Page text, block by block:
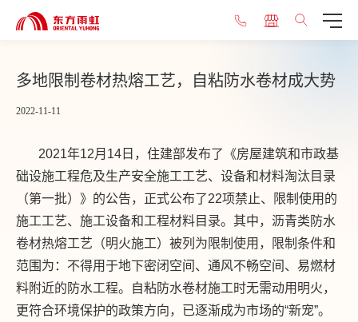
多地限制卷材热熔工艺，自粘防水卷材成大势
2022-11-11
2021年12月14日，住建部发布了《房屋建筑和市政基
础设施工程危及生产安全施工工艺、设备和材料淘汰目录
（第一批）》的公告，正式公布了22项禁止、限制使用的
施工工艺、施工设备和工程材料目录。其中，沥青类防水
卷材热熔工艺（明火施工）被列为限制使用，限制条件和
范围为：不得用于地下密闭空间、通风不畅空间、易燃材
料附近的防水工程。自粘防水卷材施工时无需动用明火，
更符合环境保护的政策方向，已逐渐成为市场的“新宠”。